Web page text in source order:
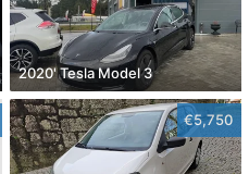
2020' Tesla Model 3
€5,750